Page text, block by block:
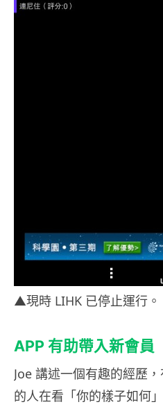
▲現時 LIHK 已停止運行。
APP 有助帶入新會員
Joe 講述一個有趣的經歷
的人在看「你的樣子如何